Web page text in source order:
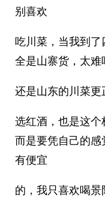
别喜欢
吃川菜，当我到
全是山寨货，太难
还是山东的川菜更
选红酒，也是这个
而是要凭自己的
有便宜
的，我只喜欢喝景